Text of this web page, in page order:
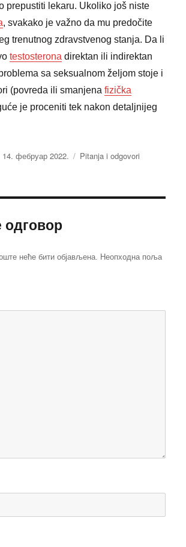
prepustiti lekaru. Ukoliko još niste
, svakako je važno da mu predočite
trenutnog zdravstvenog stanja. Da li
testosterona direktan ili indirektan
sa seksualnom željom stoje i
(povreda ili smanjenafizička
je proceniti tek nakon detaljnijeg
Објављено
14. фебруар 2022. Категорије
Pitanja i odgovori
одговор
неће бити објављена. Неопходна поља